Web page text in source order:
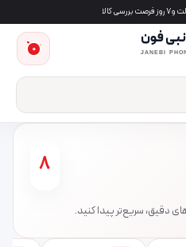
کالا
فون
JANEBI
0
دقیق، سریع‌تر پیدا کنید.
8